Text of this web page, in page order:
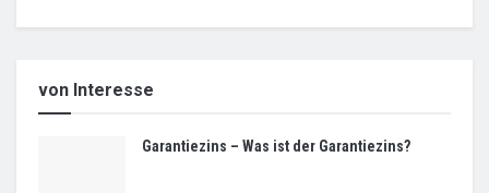
von Interesse
Garantiezins – Was ist der Garantiezins?